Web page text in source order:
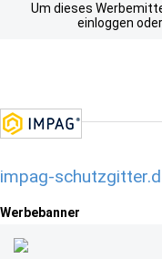
Um dieses
einloggen
impag-
Werbebanner